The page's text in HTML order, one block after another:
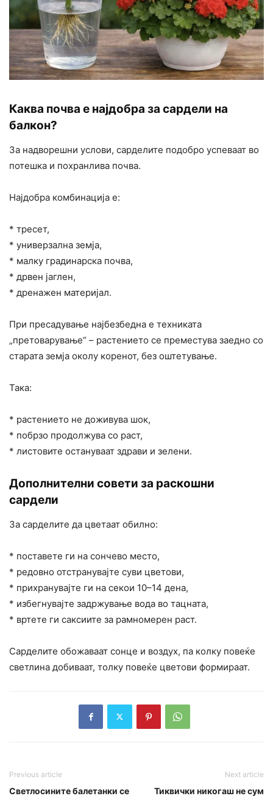
Каква почва е најдобра за сардели на
балкон?
За надворешни услови, сарделите подобро успеваат во
потешка и похранлива почва.
Најдобра комбинација е:
* тресет,
* универзална земја,
* малку градинарска почва,
* дрвен јаглен,
* дренажен материјал.
При пресадување најбезбедна е техниката
„претоварување“ – растението се преместува заедно со
старата земја околу коренот, без оштетување.
Така:
* растението не доживува шок,
* побрзо продолжува со раст,
* листовите остануваат здрави и зелени.
Дополнителни совети за раскошни
сардели
За сарделите да цветаат обилно:
* поставете ги на сончево место,
* редовно отстранувајте суви цветови,
* прихранувајте ги на секои 10–14 дена,
* избегнувајте задржување вода во тацната,
* вртете ги саксиите за рамномерен раст.
Сарделите обожаваат сонце и воздух, па колку повеќе
светлина добиваат, толку повеќе цветови формираат.
Previous article
Светлосините балетанки се
Next article
Тиквички никогаш не сум